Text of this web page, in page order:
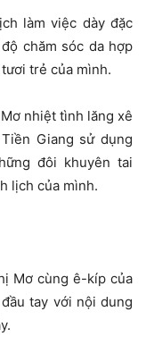
làm việc dày đặc
chăm sóc da hợp
trẻ của mình.
nhiệt tình lăng xê
Giang sử dụng
đôi khuyên tai
lịch của mình.
Mơ cùng ê-kíp của
tay với nội dung